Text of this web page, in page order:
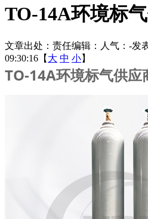
TO-14A环境标
文章出处： 责任编辑： 人气： -发
09:30:16【 大 中 小】
TO-14A环境标气供应